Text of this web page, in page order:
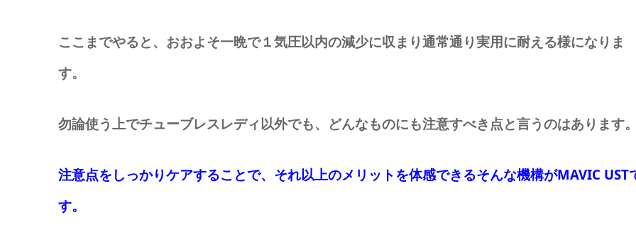
ここまでやると、おおよそ一晩で１気圧以内の減少に収まり通常通り実用に耐える様になりま
す。
勿論使う上でチューブレスレディ以外でも、どんなものにも注意すべき点と言うのはあります。
注意点をしっかりケアすることで、それ以上のメリットを体感できるそんな機構がMAVIC UST
す。